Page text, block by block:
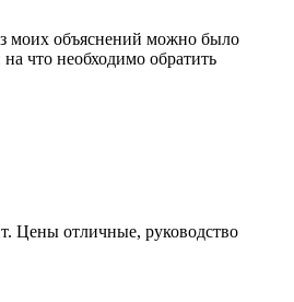
моих объяснений можно было
что необходимо обратить
Цены отличные, руководство